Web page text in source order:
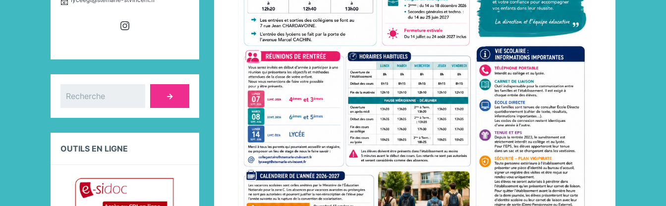
📧
Instagram
→
OUTILS EN LIGNE